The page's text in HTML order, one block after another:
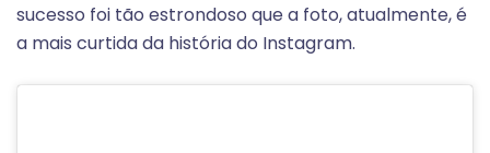
sucesso foi tão estrondoso que a foto, atualmente, é
a mais curtida da história do Instagram.